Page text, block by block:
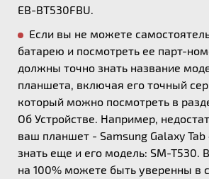
EB-BT530FBU.
Если вы не можете
батарею и посмотреть ее парт-
должны точно знать название
планшета, включая его точный
который можно посмотреть в
Об Устройстве. Например,
ваш планшет - Samsung Galaxy
знать еще и его модель: SM-T530.
на 100% можете быть уверенны в